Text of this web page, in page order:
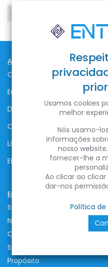
Ajuda
Obter Ajuda
Envios e Entregas
Devoluções
Contactos
Livro de Reclamações
Elogios
Empresa
Sobre a ENTRE LED
Notícias
Carreiras
Sustentabilidade
Propósito
Usamos cookies
melhor
Nós usamo-
informações
nosso
fornecer-lhe a
Ao clicar ao
dar-nos
Política de